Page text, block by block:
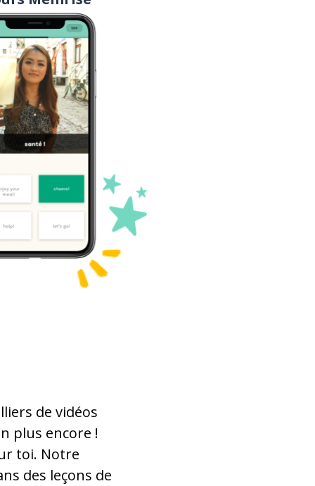
noir
représenter
la personne
collectif
se rappeler; se souvenir
vivre
de vidéos
plus encore !
toi. Notre
des leçons de